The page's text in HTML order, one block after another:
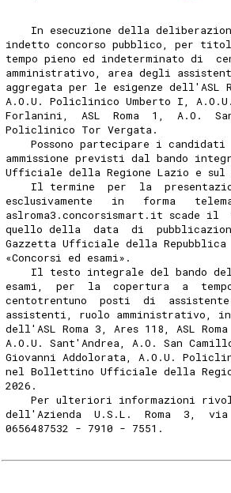
In esecuzione della
indetto concorso pubblico, per
tempo pieno ed indeterminato di
amministrativo, area degli
aggregata per le esigenze dell'ASL
A.O.U. Policlinico Umberto I,
Forlanini,  ASL  Roma  1,  A.O.
Policlinico Tor Vergata.
Possono partecipare i
ammissione previsti dal bando
Ufficiale della Regione Lazio e
Il termine  per  la
esclusivamente   in   forma
aslroma3.concorsismart.it scade il
quello della  data  di
Gazzetta Ufficiale della
«Concorsi ed esami».
Il testo integrale del bando
esami,  per  la  copertura  a
centotrentuno  posti  di
assistenti, ruolo amministrativo,
dell'ASL Roma 3, Ares 118, ASL
A.O.U. Sant'Andrea, A.O. San
Giovanni Addolorata, A.O.U.
nel Bollettino Ufficiale della
2026.
Per ulteriori informazioni
dell'Azienda  U.S.L.  Roma  3,
0656487532 - 7910 - 7551.